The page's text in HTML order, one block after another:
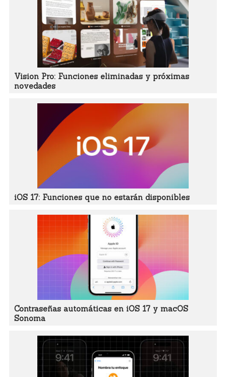
Vision Pro: Funciones eliminadas y próximas
novedades
iOS 17: Funciones que no estarán disponibles
Contraseñas automáticas en iOS 17 y macOS
Sonoma